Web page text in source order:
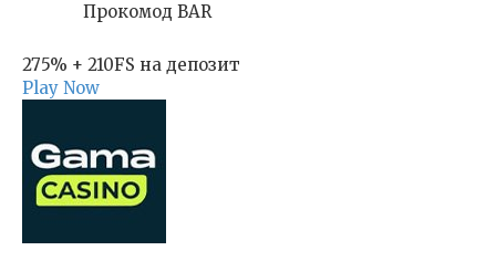
Прокомод BAR
275% + 210FS на депозит
Play Now